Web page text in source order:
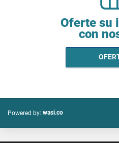
Oferte su
con
Powered by: wasi.co